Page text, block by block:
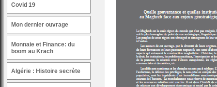
Covid 19
Mon dernier ouvrage
Monnaie et Finance: du
boom au Krach
Algérie : Histoire secrète